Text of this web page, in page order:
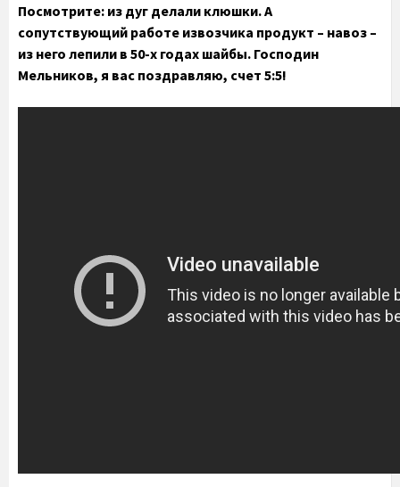
Посмотрите: из дуг делали клюшки. А
сопутствующий работе извозчика продукт – навоз –
из него лепили в 50-х годах шайбы. Господин
Мельников, я вас поздравляю, счет 5:5!